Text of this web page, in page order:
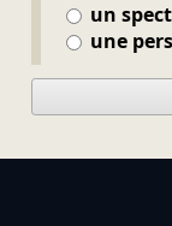
un
une